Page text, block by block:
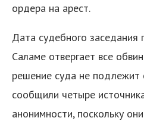
ордера на арест.
Дата судебного заседания
Саламе отвергает все
решение суда не
сообщили четыре
анонимности, поскольку